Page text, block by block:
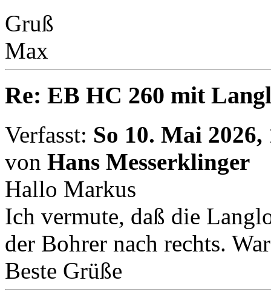
Gruß
Max
Re: EB HC 260 mit
Verfasst: So 10. Mai 2026,
von Hans Messerklinger
Hallo Markus
Ich vermute, daß die
der Bohrer nach rechts.
Beste Grüße